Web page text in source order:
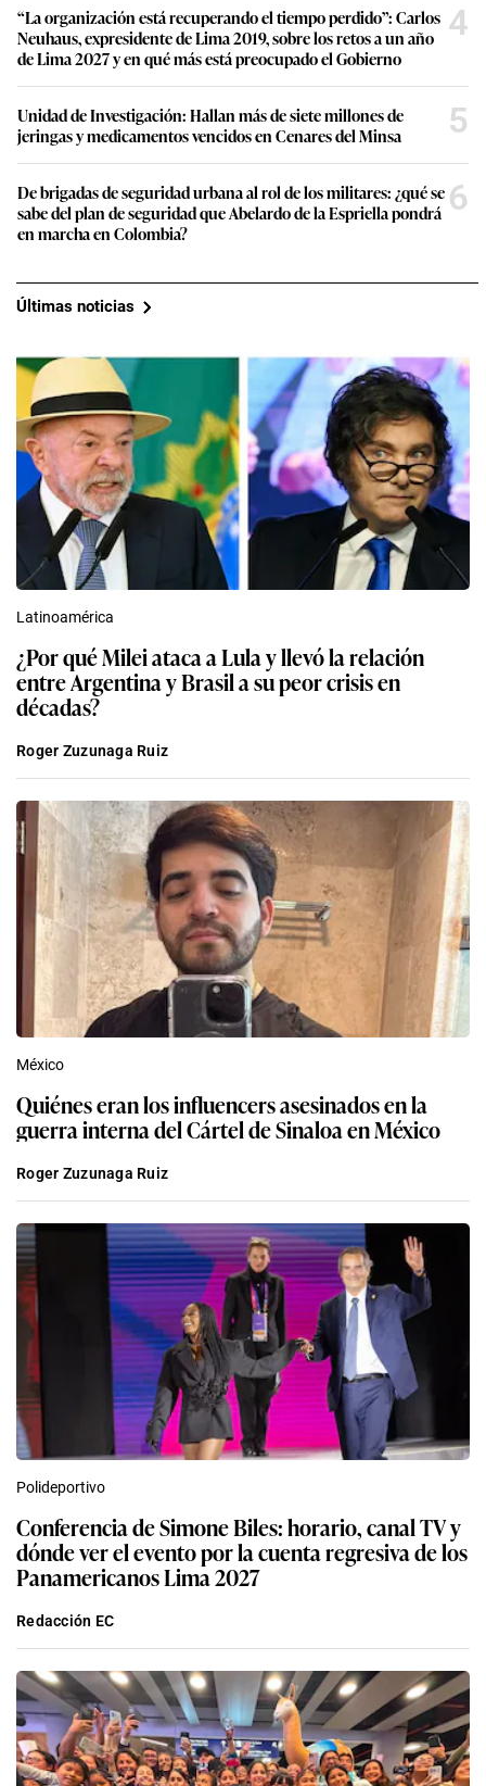
“La organización está recuperando el tiempo perdido”: Carlos
Neuhaus, expresidente de Lima 2019, sobre los retos a un año
de Lima 2027 y en qué más está preocupado el Gobierno
4
Unidad de Investigación: Hallan más de siete millones de
jeringas y medicamentos vencidos en Cenares del Minsa
5
De brigadas de seguridad urbana al rol de los militares: ¿qué se
sabe del plan de seguridad que Abelardo de la Espriella pondrá
en marcha en Colombia?
6
Últimas noticias
Latinoamérica
¿Por qué Milei ataca a Lula y llevó la relación
entre Argentina y Brasil a su peor crisis en
décadas?
Roger Zuzunaga Ruiz
México
Quiénes eran los influencers asesinados en la
guerra interna del Cártel de Sinaloa en México
Roger Zuzunaga Ruiz
Polideportivo
Conferencia de Simone Biles: horario, canal TV y
dónde ver el evento por la cuenta regresiva de los
Panamericanos Lima 2027
Redacción EC